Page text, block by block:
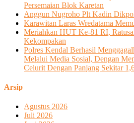
Persemaian Blok Karetan
Anggun Nugroho Plt Kadin
Karawitan Laras Wredatama
Meriahkan HUT Ke-81 RI,
Kekompakan
Polres Kendal Berhasil
Melalui Media Sosial, Dengan
Celurit Dengan Panjang Sekitar
Arsip
Agustus 2026
Juli 2026